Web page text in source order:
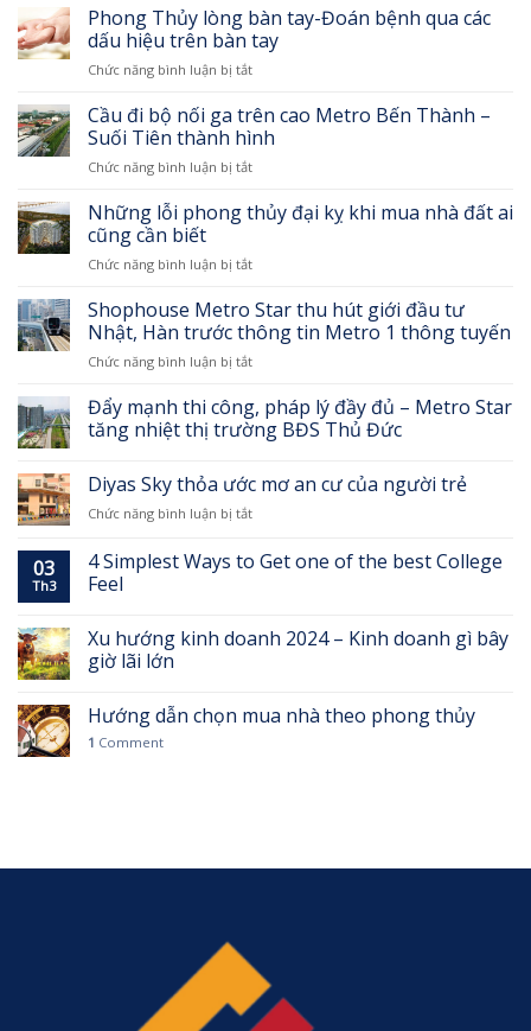
bức
tường
30
năm,
đường
chống
tắc
Tân
Phong Thủy lòng bàn tay-Đoán bệnh qua các
dấu hiệu trên bàn tay
Chức năng bình luận bị tắtở
Thủy
lòng
bàn
tay-
bệnh
dấu
trên
bàn
Cầu đi bộ nối ga trên cao Metro Bến Thành –
Suối Tiên thành hình
Chức năng bình luận bị tắtở
đi
ga
cao
Metro
Thành
Suối
Tiên
Những lỗi phong thủy đại kỵ khi mua nhà đất ai
cũng cần biết
Chức năng bình luận bị tắtở
lỗi
phong
thủy
đại
khi
mua
nhà
ai
Shophouse Metro Star thu hút giới đầu tư
Nhật, Hàn trước thông tin Metro 1 thông tuyến
Chức năng bình luận bị tắtở
Metro
Star
thu
giới
tư
Hàn
Metro
Đẩy mạnh thi công, pháp lý đầy đủ – Metro Star
tăng nhiệt thị trường BĐS Thủ Đức
Diyas Sky thỏa ước mơ an cư của người trẻ
Chức năng bình luận bị tắtở
Sky
thỏa
an
trẻ
03
Th3
4 Simplest Ways to Get one of the best College
Feel
Xu hướng kinh doanh 2024 – Kinh doanh gì bây
giờ lãi lớn
Hướng dẫn chọn mua nhà theo phong thủy
1 Comment